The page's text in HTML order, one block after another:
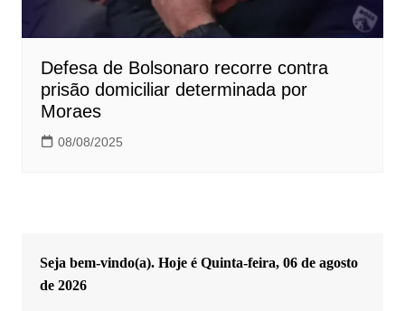
Defesa de Bolsonaro recorre contra
prisão domiciliar determinada por
Moraes
08/08/2025
Seja bem-vindo(a). Hoje é Quinta-feira, 06 de agosto
de 2026